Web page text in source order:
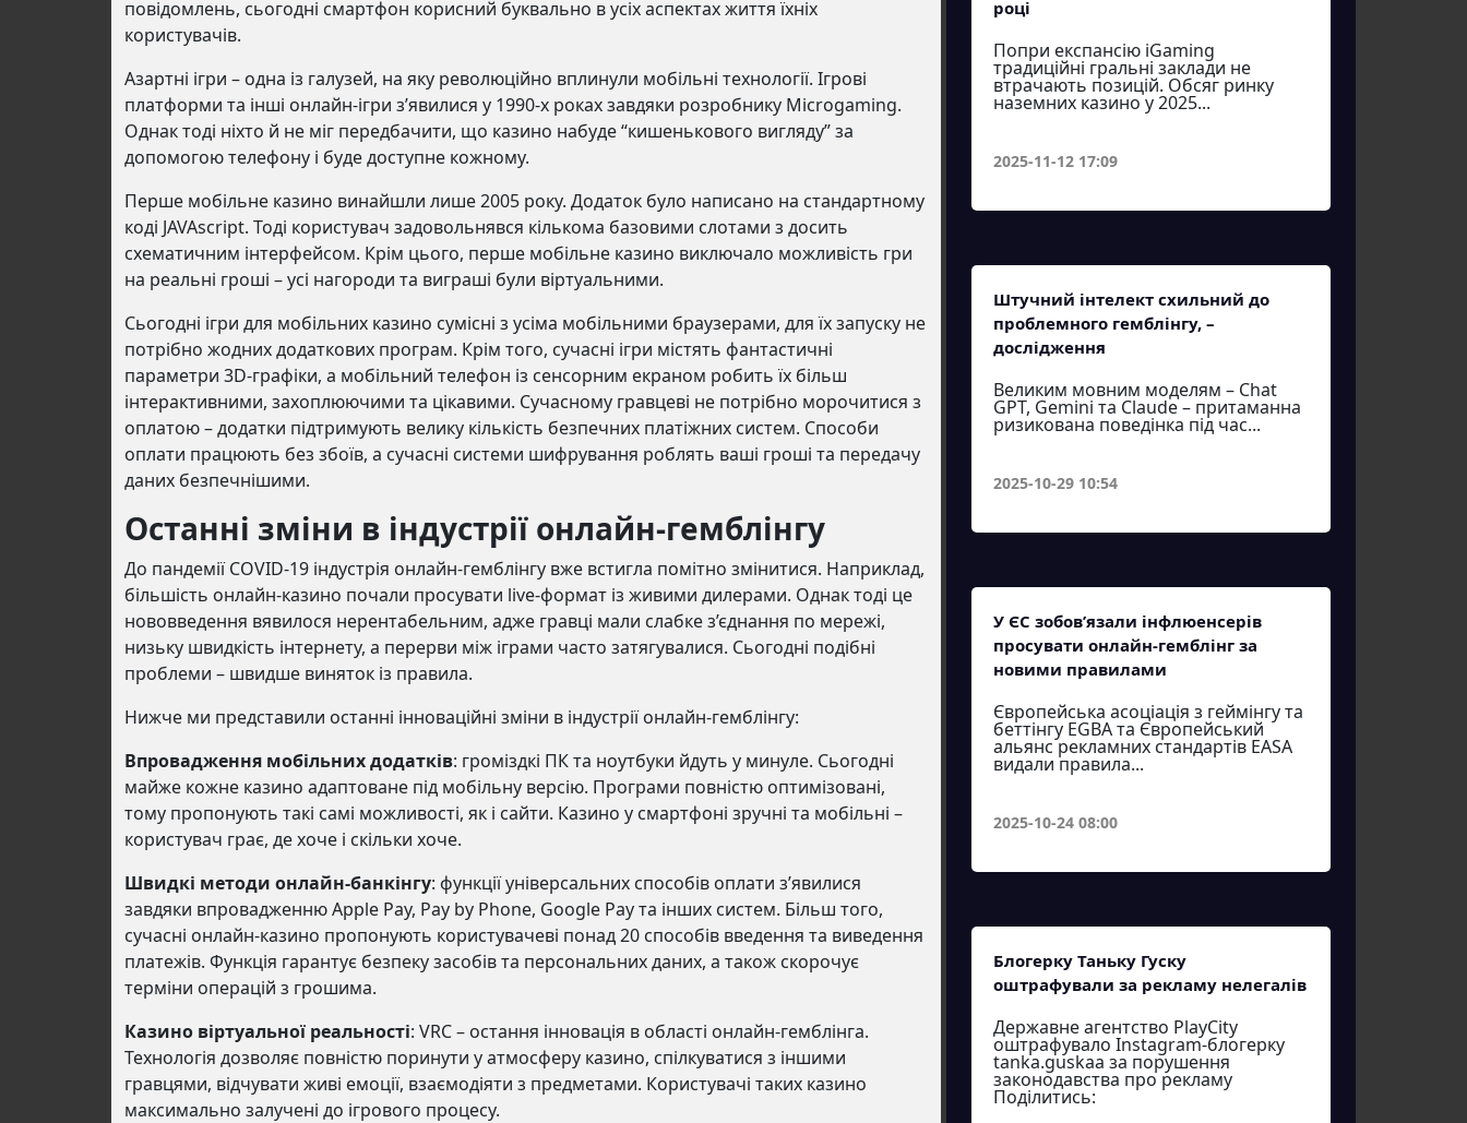
повідомлень, сьогодні смартфон корисний буквально в усіх аспектах життя їхніх
користувачів.
Азартні ігри – одна із галузей, на яку революційно вплинули мобільні технології. Ігрові
платформи та інші онлайн-ігри з’явилися у 1990-х роках завдяки розробнику Microgaming.
Однак тоді ніхто й не міг передбачити, що казино набуде “кишенькового вигляду” за
допомогою телефону і буде доступне кожному.
Перше мобільне казино винайшли лише 2005 року. Додаток було написано на стандартному
коді JAVAscript. Тоді користувач задовольнявся кількома базовими слотами з досить
схематичним інтерфейсом. Крім цього, перше мобільне казино виключало можливість гри
на реальні гроші – усі нагороди та виграші були віртуальними.
Сьогодні ігри для мобільних казино сумісні з усіма мобільними браузерами, для їх запуску не
потрібно жодних додаткових програм. Крім того, сучасні ігри містять фантастичні
параметри 3D-графіки, а мобільний телефон із сенсорним екраном робить їх більш
інтерактивними, захоплюючими та цікавими. Сучасному гравцеві не потрібно морочитися з
оплатою – додатки підтримують велику кількість безпечних платіжних систем. Способи
оплати працюють без збоїв, а сучасні системи шифрування роблять ваші гроші та передачу
даних безпечнішими.
Останні зміни в індустрії онлайн-гемблінгу
До пандемії COVID-19 індустрія онлайн-гемблінгу вже встигла помітно змінитися. Наприклад,
більшість онлайн-казино почали просувати live-формат із живими дилерами. Однак тоді це
нововведення вявилося нерентабельним, адже гравці мали слабке з’єднання по мережі,
низьку швидкість інтернету, а перерви між іграми часто затягувалися. Сьогодні подібні
проблеми – швидше виняток із правила.
Нижче ми представили останні інноваційні зміни в індустрії онлайн-гемблінгу:
Впровадження мобільних додатків: громіздкі ПК та ноутбуки йдуть у минуле. Сьогодні
майже кожне казино адаптоване під мобільну версію. Програми повністю оптимізовані,
тому пропонують такі самі можливості, як і сайти. Казино у смартфоні зручні та мобільні –
користувач грає, де хоче і скільки хоче.
Швидкі методи онлайн-банкінгу: функції універсальних способів оплати з’явилися
завдяки впровадженню Apple Pay, Pay by Phone, Google Pay та інших систем. Більш того,
сучасні онлайн-казино пропонують користувачеві понад 20 способів введення та виведення
платежів. Функція гарантує безпеку засобів та персональних даних, а також скорочує
терміни операцій з грошима.
Казино віртуальної реальності: VRC – остання інновація в області онлайн-гемблінга.
Технологія дозволяє повністю поринути у атмосферу казино, спілкуватися з іншими
гравцями, відчувати живі емоції, взаємодіяти з предметами. Користувачі таких казино
максимально залучені до ігрового процесу.
році
Попри експансію iGaming
традиційні гральні заклади не
втрачають позицій. Обсяг ринку
наземних казино у 2025...
2025-11-12 17:09
Штучний інтелект схильний до
проблемного гемблінгу, –
дослідження
Великим мовним моделям – Chat
GPT, Gemini та Claude – притаманна
ризикована поведінка під час...
2025-10-29 10:54
У ЄС зобов’язали інфлюенсерів
просувати онлайн-гемблінг за
новими правилами
Європейська асоціація з геймінгу та
беттінгу EGBA та Європейський
альянс рекламних стандартів EASA
видали правила...
2025-10-24 08:00
Блогерку Таньку Гуску
оштрафували за рекламу нелегалів
Державне агентство PlayCity
оштрафувало Instagram-блогерку
tanka.guskaa за порушення
законодавства про рекламу
Поділитись: